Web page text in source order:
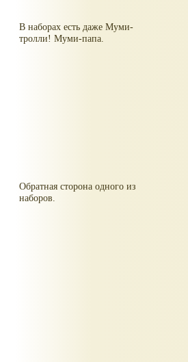
В наборах есть даже Муми-
тролли! Муми-папа.
Обратная сторона одного из
наборов.